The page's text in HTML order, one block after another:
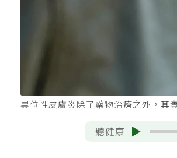
異位性皮膚炎除了藥物治療之外，其
聽健康